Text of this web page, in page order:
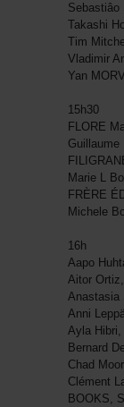
Sebastiâo
Takashi
Tim
Vladimir
Yan
15h30
FLORE
Guillaume
Marie L
FRÈRE
Michele
16h
Aapo
Aitor
Anastasia
Anni
Ayla
Bernard
Chad
Clément
BOOKS,